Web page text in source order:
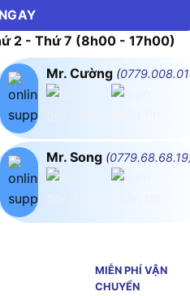
2 - Thứ 7 (8h00 - 17h00)
Mr. Cường (
Mr. Song (0779.68.68.19
MIỄN PHÍ VẬN
CHUYỂN